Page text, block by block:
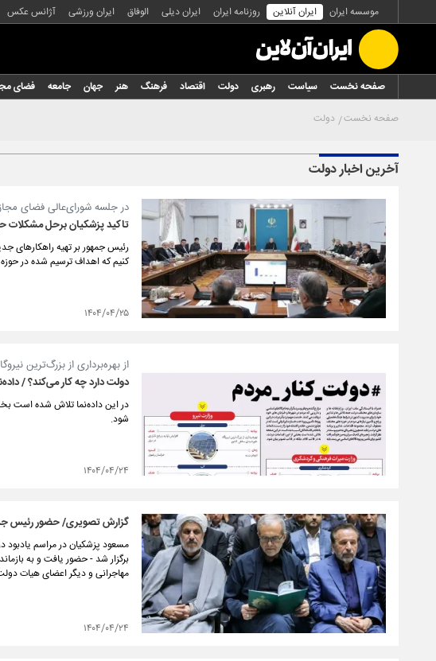
موسسه ایران ایران آنلاین روزنامه ایران ایران دیلی الوفاق ایران ورزشی آژانس عکس
صفحه نخست سیاست رهبری دولت اقتصاد فرهنگ هنر جهان جامعه فضای
صفحه نخست دولت
آخرین اخبار دولت
در جلسه شورای‌عالی فضای
تاکید پزشکیان برحل مشکلات
رئیس جمهور بر تهیه راهکارهای
کنیم که اهداف ترسیم شده در
۱۴۰۴/۰۴/۲۵
از بهره‌برداری از بزرگ‌ترین نیروگاه
دولت دارد چه کار می‌کند؟ / داده‌نمای
شود.
۱۴۰۴/۰۴/۲۴
گزارش تصویری/ حضور رئیس
مسعود پزشکیان در مراسم
برگزار شد - حضور یافت و به
مهاجرانی و دیگر اعضای هیات
۱۴۰۴/۰۴/۲۴